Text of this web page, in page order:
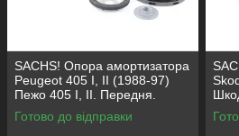
SACHS! Опора амортизатора
Peugeot 405 I, II (1988-97)
Пежо 405 I, II. Передня.
SM1553 , 803023 , KB659.36 ,
VKDA35336
Готово до відправки